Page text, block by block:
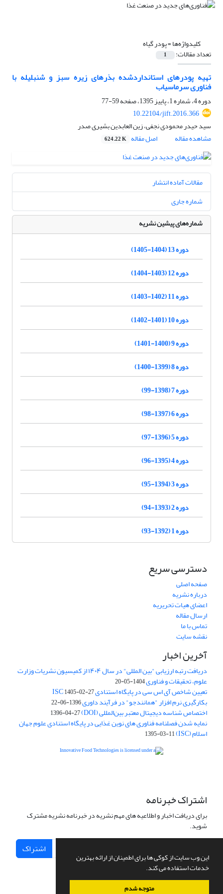
این وب سایت از کوکی ها برای اطمینان از ارائه بهترین
خدمات استفاده می کند.
متوجه شدم
کلیدواژه‌ها =پودر گیاه
تعداد مقالات: 1
تهیه پودرهای استانداردشده بذرهای زیره سبز و شنبلیله با
فناوری سرماسیاب
دوره 4، شماره 1، پاییز 1395، صفحه
59-77
10.22104/jift.2016.366
سید حیدر محمودی نجفی، زین العابدین بشیری صدر
مشاهده مقاله
اصل مقاله 624.22 K
مقالات آماده انتشار
شماره جاری
شماره‌های پیشین نشریه
دوره 13 (1404-1405)
دوره 12 (1403-1404)
دوره 11 (1402-1403)
دوره 10 (1401-1402)
دوره 9 (1400-1401)
دوره 8 (1399-1400)
دوره 7 (1398-99)
دوره 6 (1397-98)
دوره 5 (1396-97)
دوره 4 (1395-96)
دوره 3 (1394-95)
دوره 2 (1393-94)
دوره 1 (1392-93)
دسترسی سریع
صفحه اصلی
درباره نشریه
اعضای هیات تحریریه
ارسال مقاله
تماس با ما
نقشه سایت
آخرین اخبار
دریافت رتبه ارزیابی "بین المللی" در سال ۱۴۰۴ از کمیسیون نشریات وزارت
علوم، تحقیقات و فناوری1404-05-20
تعیین شاخص آی اس سی در پایگاه استنادی ISC1405-02-27
بکارگیری نرم افزار "همانندجو" در فرآیند داوری1396-06-22
اختصاص شناسه دیجیتال معتبر بین‌المللی (DOI) 1396-04-27
نمایه شدن فصلنامه فناوری های نوین غذایی در پایگاه استنادی علوم جهان
اسلام (ISC) 1395-03-11
اشتراک خبرنامه
برای دریافت اخبار و اطلاعیه های مهم نشریه در خبرنامه نشریه مشترک
شوید.
اشتراک